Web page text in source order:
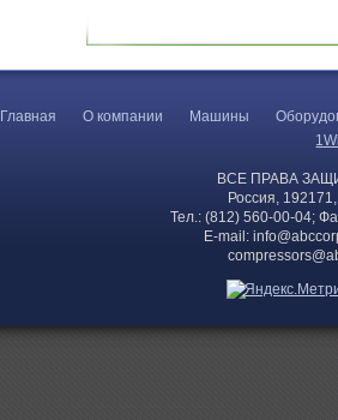
Главная
О компании Машины
ВСЕ ПРАВА
Россия,
Тел.: (812) 560-00-04;
E-mail: